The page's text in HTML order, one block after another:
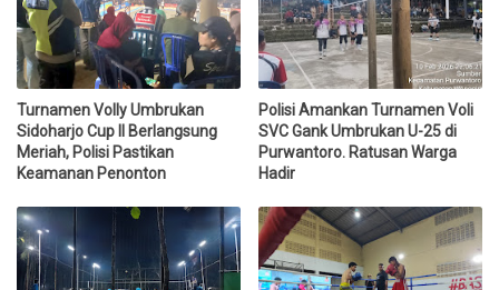
Turnamen Volly Umbrukan
Sidoharjo Cup II Berlangsung
Meriah, Polisi Pastikan
Keamanan Penonton
Polisi Amankan Turnamen Voli
SVC Gank Umbrukan U-25 di
Purwantoro. Ratusan Warga
Hadir